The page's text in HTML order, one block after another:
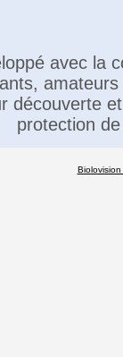
avec la
découverte
protection
Biolovision